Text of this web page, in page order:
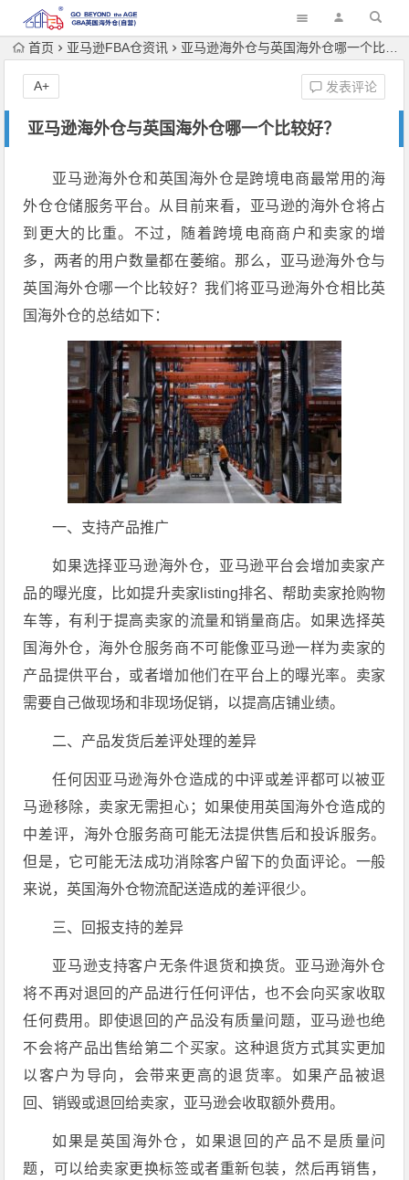
首页 亚马逊FBA仓资讯 亚马逊海外仓与英国海外仓哪一个比较好？
亚马逊海外仓与英国海外仓哪一个比较好？
发表评论
A+
亚马逊海外仓和英国海外仓是跨境电商最常用的海
外仓仓储服务平台。从目前来看，亚马逊的海外仓将占
到更大的比重。不过，随着跨境电商商户和卖家的增
多，两者的用户数量都在萎缩。那么，亚马逊海外仓与
英国海外仓哪一个比较好？我们将亚马逊海外仓相比英
国海外仓的总结如下：
一、支持产品推广
如果选择亚马逊海外仓，亚马逊平台会增加卖家产
品的曝光度，比如提升卖家listing排名、帮助卖家抢购物
车等，有利于提高卖家的流量和销量商店。如果选择英
国海外仓，海外仓服务商不可能像亚马逊一样为卖家的
产品提供平台，或者增加他们在平台上的曝光率。卖家
需要自己做现场和非现场促销，以提高店铺业绩。
二、产品发货后差评处理的差异
任何因亚马逊海外仓造成的中评或差评都可以被亚
马逊移除，卖家无需担心；如果使用英国海外仓造成的
中差评，海外仓服务商可能无法提供售后和投诉服务。
但是，它可能无法成功消除客户留下的负面评论。一般
来说，英国海外仓物流配送造成的差评很少。
三、回报支持的差异
亚马逊支持客户无条件退货和换货。亚马逊海外仓
将不再对退回的产品进行任何评估，也不会向买家收取
任何费用。即使退回的产品没有质量问题，亚马逊也绝
不会将产品出售给第二个买家。这种退货方式其实更加
以客户为导向，会带来更高的退货率。如果产品被退
回、销毁或退回给卖家，亚马逊会收取额外费用。
如果是英国海外仓，如果退回的产品不是质量问
题，可以给卖家更换标签或者重新包装，然后再销售，